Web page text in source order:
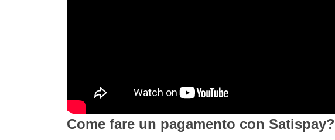
Come fare un pagamento con Satispay?